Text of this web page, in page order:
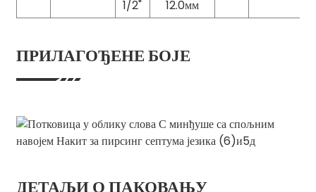
1/2"
12.0мм
ПРИЛАГОЂЕНЕ БОЈЕ
ДЕТАЉИ О ПАКОВАЊУ